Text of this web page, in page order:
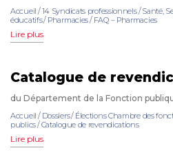
Accueil /14 Syndicats professionnels/Santé,
éducatifs/ Pharmacies/ FAQ – Pharmacies
Lire plus
Catalogue de
du Département de la Fonction
Accueil / Dossiers/ Élections Chambre des
publics/Catalogue de revendications
Lire plus